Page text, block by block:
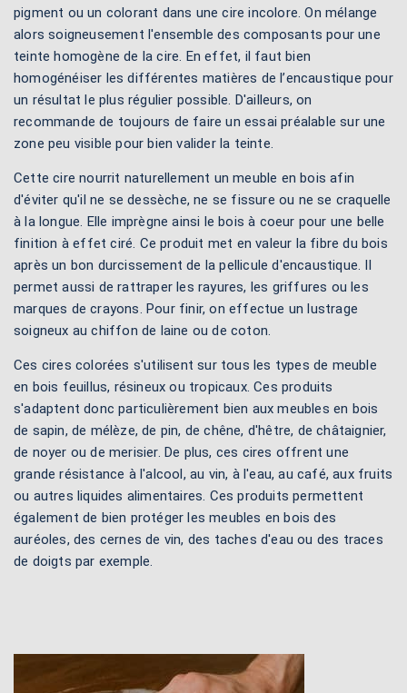
pigment ou un colorant dans une cire incolore. On mélange
alors soigneusement l'ensemble des composants pour une
teinte homogène de la cire. En effet, il faut bien
homogénéiser les différentes matières de l’encaustique pour
un résultat le plus régulier possible. D'ailleurs, on
recommande de toujours de faire un essai préalable sur une
zone peu visible pour bien valider la teinte.
Cette cire nourrit naturellement un meuble en bois afin
d'éviter qu'il ne se dessèche, ne se fissure ou ne se craquelle
à la longue. Elle imprègne ainsi le bois à coeur pour une belle
finition à effet ciré. Ce produit met en valeur la fibre du bois
après un bon durcissement de la pellicule d'encaustique. Il
permet aussi de rattraper les rayures, les griffures ou les
marques de crayons. Pour finir, on effectue un lustrage
soigneux au chiffon de laine ou de coton.
Ces cires colorées s'utilisent sur tous les types de meuble
en bois feuillus, résineux ou tropicaux. Ces produits
s'adaptent donc particulièrement bien aux meubles en bois
de sapin, de mélèze, de pin, de chêne, d'hêtre, de châtaignier,
de noyer ou de merisier. De plus, ces cires offrent une
grande résistance à l'alcool, au vin, à l'eau, au café, aux fruits
ou autres liquides alimentaires. Ces produits permettent
également de bien protéger les meubles en bois des
auréoles, des cernes de vin, des taches d'eau ou des traces
de doigts par exemple.